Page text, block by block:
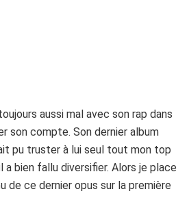
aussi mal avec son rap dans
son compte. Son dernier album
pu truster à lui seul tout mon top
a bien fallu diversifier. Alors je place
de ce dernier opus sur la première